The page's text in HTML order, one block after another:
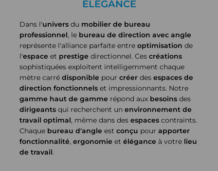
ÉLÉGANCE
Dans l'univers du mobilier de bureau
professionnel, le bureau de direction avec angle
représente l'alliance parfaite entre optimisation de
l'espace et prestige directionnel. Ces créations
sophistiquées exploitent intelligemment chaque
mètre carré disponible pour créer des espaces de
direction fonctionnels et impressionnants. Notre
gamme haut de gamme répond aux besoins des
dirigeants qui recherchent un environnement de
travail optimal, même dans des espaces contraints.
Chaque bureau d'angle est conçu pour apporter
fonctionnalité, ergonomie et élégance à votre lieu
de travail.